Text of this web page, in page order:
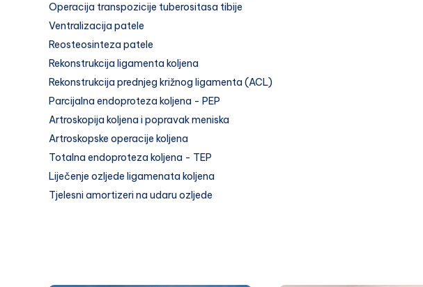
Operacija transpozicije tuberositasa tibije
Ventralizacija patele
Reosteosinteza patele
Rekonstrukcija ligamenta koljena
Rekonstrukcija prednjeg križnog ligamenta (ACL)
Parcijalna endoproteza koljena - PEP
Artroskopija koljena i popravak meniska
Artroskopske operacije koljena
Totalna endoproteza koljena - TEP
Liječenje ozljede ligamenata koljena
Tjelesni amortizeri na udaru ozljede